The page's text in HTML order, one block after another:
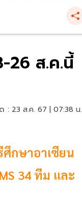
26 ส.ค.นี้
: 23 ส.ค. 67 | 07:38 น.
กษาอาเซียน
34 ทีม และ